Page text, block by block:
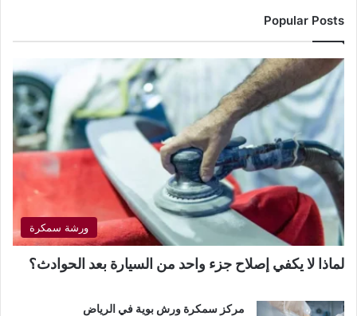
Popular Posts
ورشة سمكرة
لماذا لا يكفي إصلاح جزء واحد من السيارة بعد الحوادث؟
مركز سمكرة ورش بوية في الرياض